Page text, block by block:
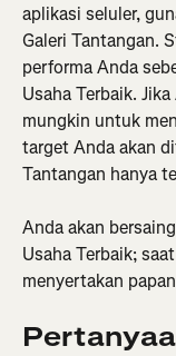
aplikasi seluler,
Galeri Tantangan.
performa Anda
Usaha Terbaik.
mungkin untuk
target Anda akan
Tantangan hanya
Anda akan
Usaha Terbaik;
menyertakan